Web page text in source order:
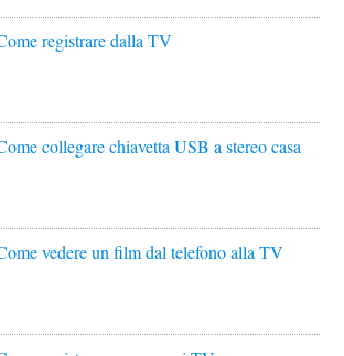
registrare dalla TV
collegare chiavetta USB a stereo casa
vedere un film dal telefono alla TV